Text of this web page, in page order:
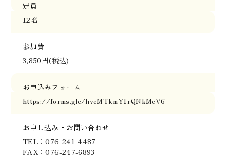
定員
12名
参加費
3,850円(税込)
お申込みフォーム
https://forms.gle/hveMTkmY1rQNkMeV6
お申し込み・お問い合わせ
TEL：076-241-4487
FAX：076-247-6893